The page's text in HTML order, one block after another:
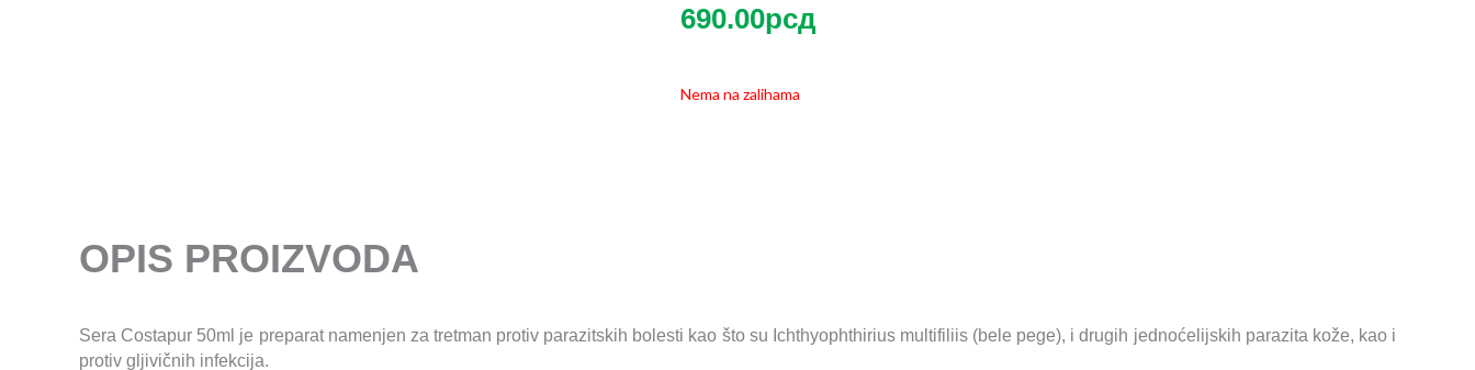
690.00рсд
Nema na zalihama
OPIS PROIZVODA
Sera Costapur 50ml je preparat namenjen za tretman protiv parazitskih bolesti kao što su Ichthyophthirius multifiliis (bele pege), i drugih jednoćelijskih parazita kože, kao i
protiv gljivičnih infekcija.